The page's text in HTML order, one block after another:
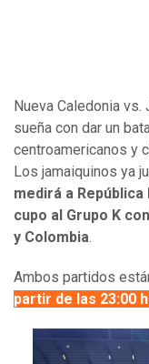
Nueva Caledonia
sueña con dar un
centroamericanos y
Los jamaiquinos ya
medirá a
cupo al Grupo K
y Colombia.
Ambos partidos
partir de las 23:00